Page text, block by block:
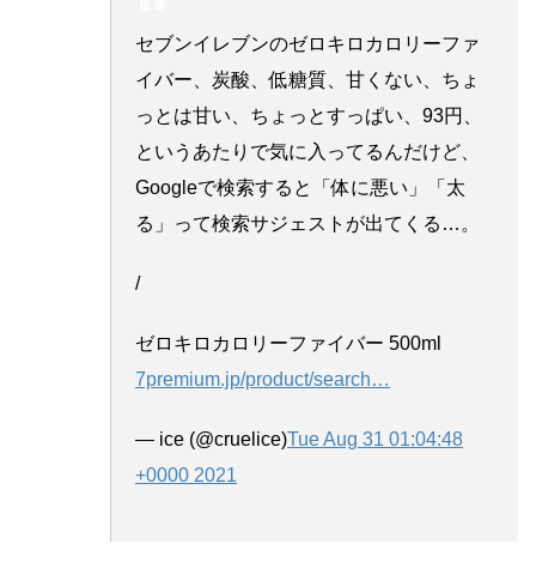
セブンイレブンのゼロキロカロリーファ
イバー、炭酸、低糖質、甘くない、ちょ
っとは甘い、ちょっとすっぱい、93円、
というあたりで気に入ってるんだけど、
Googleで検索すると「体に悪い」「太
る」って検索サジェストが出てくる…。
/
ゼロキロカロリーファイバー 500ml
7premium.jp/product/search…
— ice (@cruelice)Tue Aug 31 01:04:48
+0000 2021